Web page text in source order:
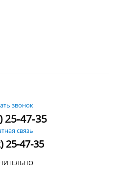
звонок
25-47-35
связь
25-47-35